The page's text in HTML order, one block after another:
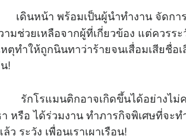
นหน้า พร้อมเป็นผู้นำทำงาน จัดการ
มช่วยเหลือจากผู้ที่เกี่ยวข้อง แต่ควรร
หตุทำให้ถูกนินทาว่าร้ายจนเสื่อมเสียชื่
!
รักโรแมนติกอาจเกิดขึ้นได้อย่างไม่ค
หรือ ได้ร่วมงาน ทำภารกิจพิเศษที่จะ
ว ระวัง เพื่อนเราเผาเรือน!